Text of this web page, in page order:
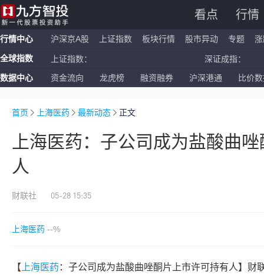
看点 行情
行情中心 沪深京A股 上证指数 板块行情 股市异动 专题
全球指数 上证指数： 深证成指：
恒生指数： 国企指数：
数据中心 资金流向 龙虎榜 融资融券 沪深港通 比价
首页 上海医药 最新动态 正文
上海医药：子公司成为盐酸曲
人
财联社 05-28 15:35
上海医药 --%
【 上海医药 ：子公司成为盐酸曲唑酮片上市许可持有人】财